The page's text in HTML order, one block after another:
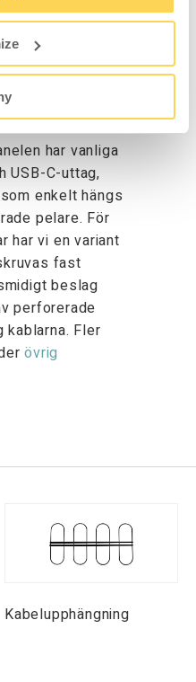
ett komplett
förenklar
arbetsbord.
nya power
(670 och 900
för
har vanliga
USB-C-uttag,
enkelt hängs
pelare. För
har vi en variant
fast
beslag
perforerade
Fler
övrig
Kabelupphängning